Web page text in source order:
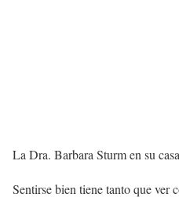
La Dra. Barbara Sturm en su
Sentirse bien tiene tanto que ver